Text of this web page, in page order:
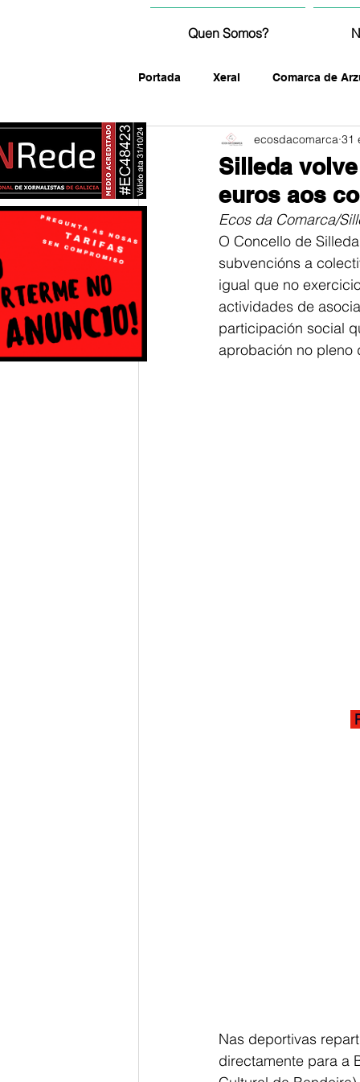
Quen Somos?
Portada Xeral Comarca de
fotografía
Silleda
euros aos
ecosdacomarca 31
Ecos da Comarca/
O Concello de
subvencións a
igual que no
actividades de
participación social
aprobación no pleno
Nas deportivas
directamente para a